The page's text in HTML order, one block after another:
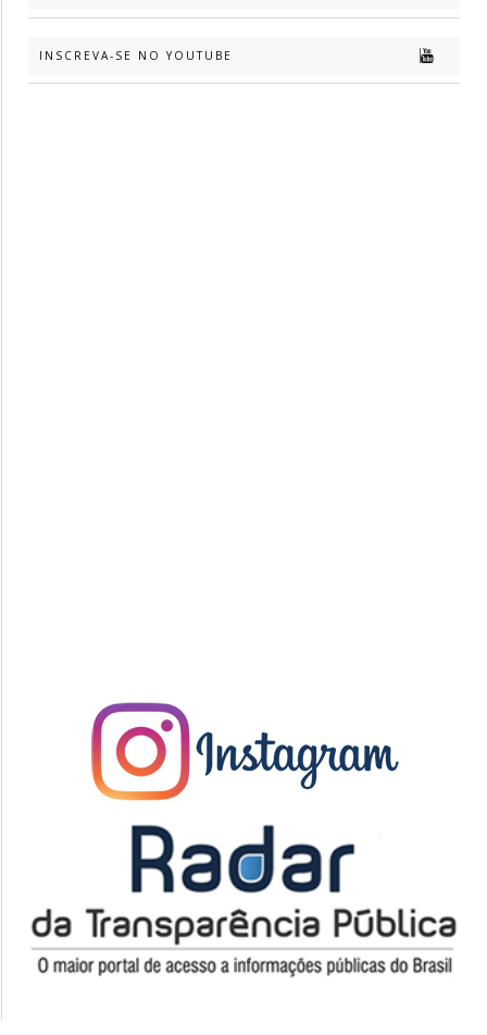
INSCREVA-SE NO YOUTUBE